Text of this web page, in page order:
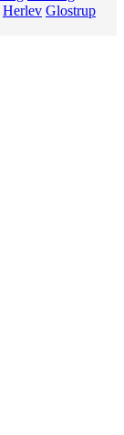
Herlev Glostrup